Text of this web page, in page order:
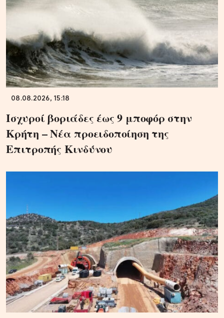
08.08.2026, 15:18
Ισχυροί βοριάδες έως 9 μποφόρ στην
Κρήτη – Νέα προειδοποίηση της
Επιτροπής Κινδύνου